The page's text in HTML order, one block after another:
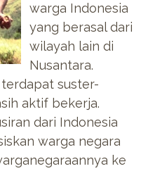
warga Indonesia
yang berasal dari
wilayah lain di
Nusantara.
suster-
aktif bekerja.
dari Indonesia
warga negara
ke